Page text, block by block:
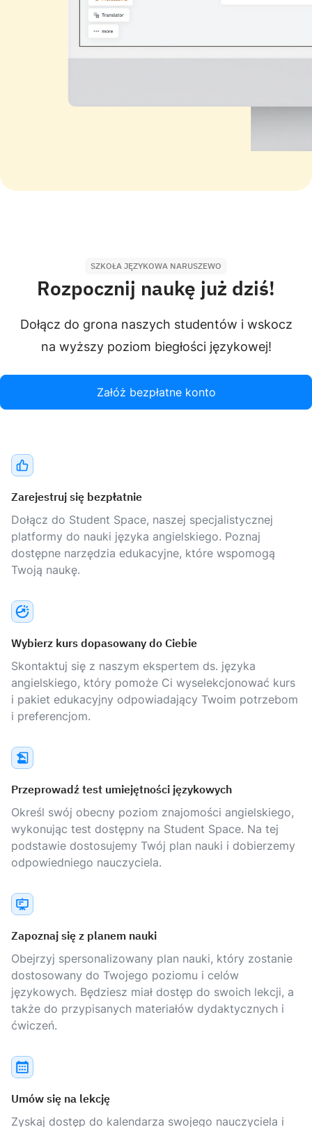
SZKOŁA JĘZYKOWA NARUSZEWO
Rozpocznij naukę już dziś!
Dołącz do grona naszych studentów i wskocz
na wyższy poziom biegłości językowej!
Załóż bezpłatne konto
Zarejestruj się bezpłatnie
Dołącz do Student Space, naszej specjalistycznej
platformy do nauki języka angielskiego. Poznaj
dostępne narzędzia edukacyjne, które wspomogą
Twoją naukę.
Wybierz kurs dopasowany do Ciebie
Skontaktuj się z naszym ekspertem ds. języka
angielskiego, który pomoże Ci wyselekcjonować kurs
i pakiet edukacyjny odpowiadający Twoim potrzebom
i preferencjom.
Przeprowadź test umiejętności językowych
Określ swój obecny poziom znajomości angielskiego,
wykonując test dostępny na Student Space. Na tej
podstawie dostosujemy Twój plan nauki i dobierzemy
odpowiedniego nauczyciela.
Zapoznaj się z planem nauki
Obejrzyj spersonalizowany plan nauki, który zostanie
dostosowany do Twojego poziomu i celów
językowych. Będziesz miał dostęp do swoich lekcji, a
także do przypisanych materiałów dydaktycznych i
ćwiczeń.
Umów się na lekcję
Zyskaj dostęp do kalendarza swojego nauczyciela i